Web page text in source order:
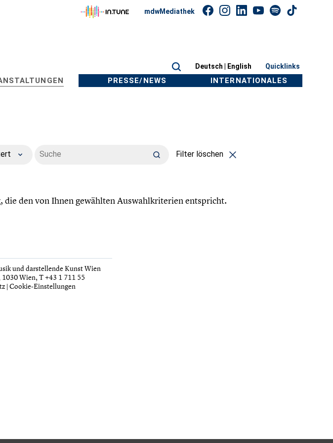
mdwMediathek
Deutsch | English Quicklinks
PRESSE/NEWS INTERNATIONALES
Filter löschen
die den von Ihnen gewählten Auswahlkriterien entspricht.
und darstellende Kunst Wien
1030 Wien, T +43 1 711 55
|Cookie-Einstellungen